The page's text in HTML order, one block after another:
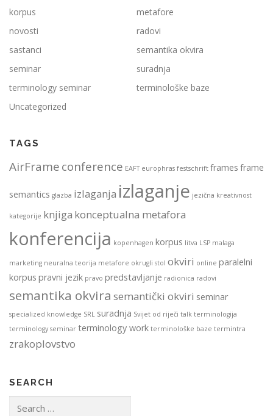
korpus
metafore
novosti
radovi
sastanci
semantika okvira
seminar
suradnja
terminology seminar
terminološke baze
Uncategorized
TAGS
AirFrameconference EAFT europhras festschrift frames frame
semantics glazba izlaganja izlaganje jezična kreativnost
kategorije knjiga konceptualna metafora
konferencija kopenhagen korpus litva LSP malaga
marketing neuralna teorija metafore okrugli stol okviri online paralelni
korpus pravni jezik pravo predstavljanje radionica radovi
semantika okvira semantički okviri seminar
specialized knowledge SRL suradnja Svijet od riječi talk terminologija
terminology seminar terminology work terminološke baze termintra
zrakoplovstvo
SEARCH
for: